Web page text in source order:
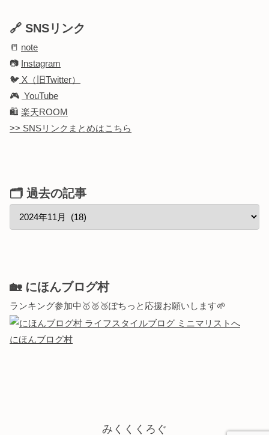
🔗 SNSリンク
📒 note
📷 Instagram
🐦 X（旧Twitter）
🎮 YouTube
🛍️ 楽天ROOM
>> SNSリンクまとめはこちら
🗂 過去の記事
🏡 にほんブログ村
ランキング参加中🥇🥈🥉ぽちっと応援お願いします🌱
にほんブログ村
みくくくろぐ